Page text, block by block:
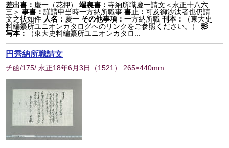
差出書： 慶一（花押） 端裏書：寺納所職慶一請文＜永正十八六
三＞ 事書：謹請申当時一方納所職事 書止：可及御沙汰者也仍請
文之状如件 人名： 慶一 その他事項：一方納所職 刊本：
（東大史
料編纂所ユニオンカタログへのリンクをご参照ください。）
影
写本：
（東大史料編纂所ユニオンカタロ...
円秀納所職請文
チ函/175/ 永正18年6月3日 （1521 ） 265×440mm